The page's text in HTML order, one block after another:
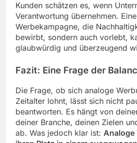
Kunden schätzen es, wenn
Verantwortung übernehmen. Eine
Werbekampagne, die
bewirbt, sondern auch vorlebt,
glaubwürdig und überzeugend
Fazit: Eine Frage der
Die Frage, ob sich analoge
Zeitalter lohnt, lässt sich nicht
beantworten. Es hängt von
deiner Branche, deinen Zielen
ab. Was jedoch klar ist: Analoge